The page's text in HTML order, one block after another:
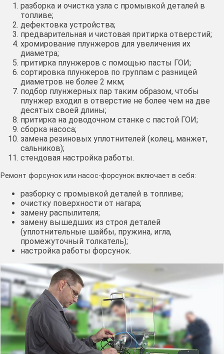
разборка и очистка узла с промывкой деталей в
топливе;
дефектовка устройства;
предварительная и чистовая притирка отверстий;
хромирование плунжеров для увеличения их
диаметра;
притирка плунжеров с помощью пасты ГОИ;
сортировка плунжеров по группам с разницей
диаметров не более 2 мкм;
подбор плунжерных пар таким образом, чтобы
плунжер входил в отверстие не более чем на две
десятых своей длины;
притирка на доводочном станке с пастой ГОИ;
сборка насоса;
замена резиновых уплотнителей (колец, манжет,
сальников);
стендовая настройка работы.
Ремонт форсунок или насос-форсунок включает в себя:
разборку с промывкой деталей в топливе;
очистку поверхности от нагара;
замену распылителя;
замену вышедших из строя деталей
(уплотнительные шайбы, пружина, игла,
промежуточный толкатель);
настройка работы форсунок.